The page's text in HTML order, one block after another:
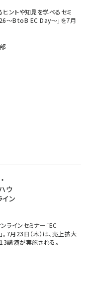
ントや知見を学べるセミ
BtoB EC Day～」を7月
ウ
ン
ラインセミナー「EC
月23日（木）は、売上拡大
講演が実施される。